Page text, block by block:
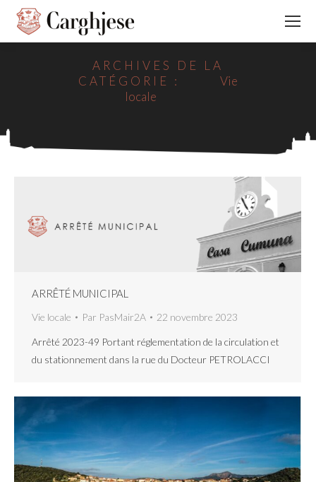
ARCHIVES DE LA
CATÉGORIE :
Vie
locale
ARRÊTÉ MUNICIPAL
Vie locale Par PasMair2A 22 novembre 2023
Arrêté 2023-49 Portant réglementation de la circulation et
du stationnement dans la rue du Docteur PETROLACCI